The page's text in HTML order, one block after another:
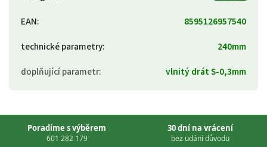
EAN:
8595126957540
technické parametry:
240mm
doplňující parametr: vlnitý drát S-0,3mm
Poradíme s výběrem
601 282 179
30 dní na vrácení
bez udání důvodu